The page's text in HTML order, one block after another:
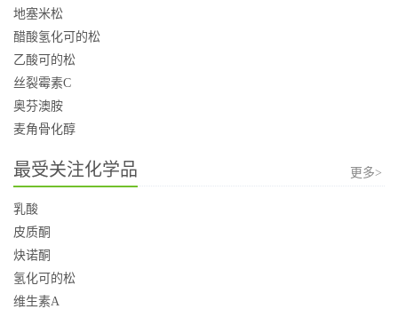
地塞米松
醋酸氢化可的松
乙酸可的松
丝裂霉素C
奥芬澳胺
麦角骨化醇
最受关注化学品 更多>
乳酸
皮质酮
炔诺酮
氢化可的松
维生素A